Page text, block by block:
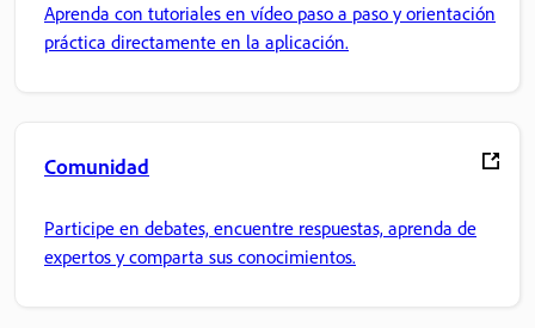
Aprenda con tutoriales en vídeo paso a paso y orientación
práctica directamente en la aplicación.
Comunidad
Participe en debates, encuentre respuestas, aprenda de
expertos y comparta sus conocimientos.